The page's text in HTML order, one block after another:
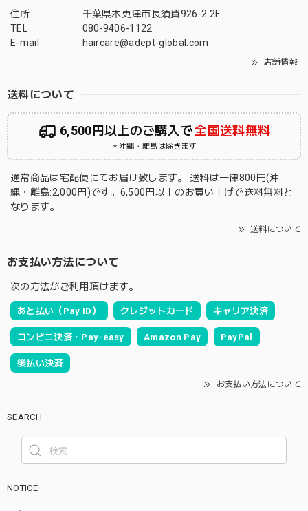
住所
千葉県木更津市長須賀926-2 2F
TEL
080-9406-1122
E-mail
haircare@adept-global.com
店舗情報
送料について
6,500円以上のご購入で全国送料無料
＊沖縄・離島は除きます
通常商品は宅配便にてお届け致します。 送料は一律800円(沖
縄・離島:2,000円)です。6,500円以上のお買い上げで送料無料と
なります。
送料について
お支払い方法について
次の方法がご利用頂けます。
あと払い（Pay ID） クレジットカード キャリア決済
コンビニ決済・Pay-easy Amazon Pay PayPal
後払い決済
お支払い方法について
SEARCH
NOTICE